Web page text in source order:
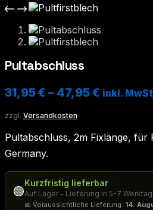
Pultabschluss
31,95€ – 47,95€ inkl.
zzgl. Versandkosten
Pultabschluss, 2m Fixlänge, für
Germany.
🟢
Kurzfristig lieferbar
Auf Lager – Lieferung in 5-7
📅 Voraussichtliche Lieferung: 14.